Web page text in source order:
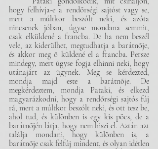
hogy felhívja-e a rendőrségi sajtóst vagy se,
mert a múltkor beszólt neki, és azóta
nincsenek jóban, úgyse mondana semmit,
csak elküldené a francba. De ha nem beszél
vele, az kiderülhet, megtudhatja a barátnője,
és akkor meg ő küldené el a francba. Persze
mindegy, mert úgyse fogja elhinni neki, hogy
utánajárt az ügynek. Meg se kérdezted,
mondja majd este a barátnője. De
megkérdeztem, mondja Pataki, és elkezd
magyarázkodni, hogy a rendőrségi sajtós fúj
rá, mert a múltkor beszólt neki, és ott tesz be,
ahol tud, és különben is egy kis pöcs, de a
barátnőjén látja, hogy nem hiszi el. Aztán azt
találja mondani, hogy különben is, a
barátnője csak felfúj mindent, és olyan idétlen